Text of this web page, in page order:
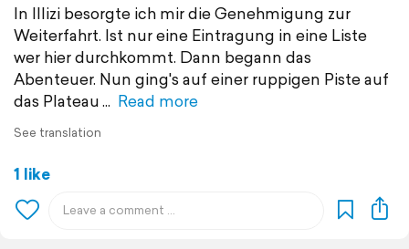
In Illizi besorgte ich mir die Genehmigung zur
Weiterfahrt. Ist nur eine Eintragung in eine Liste
wer hier durchkommt. Dann begann das
Abenteuer. Nun ging's auf einer ruppigen Piste auf
das Plateau
Read more
See translation
1 like